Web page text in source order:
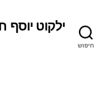
חיפוש
ילקוט